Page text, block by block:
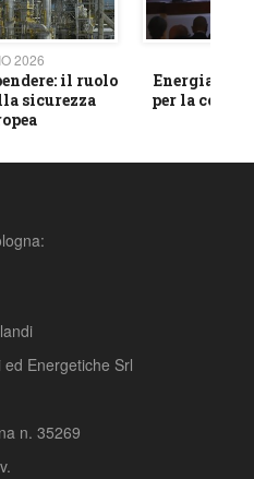
2026
il ruolo
sicurezza
Energia e
per la
Energetiche Srl
n. 35269